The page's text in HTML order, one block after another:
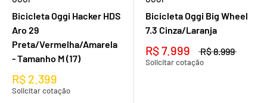
Bicicleta Oggi Hacker HDS
Aro 29
Preta/Vermelha/Amarela
- Tamanho M (17)
R$ 2.399
Solicitar cotação
Bicicleta Oggi Big Wheel
7.3 Cinza/Laranja
R$ 7.999 R$ 8.999
Solicitar cotação